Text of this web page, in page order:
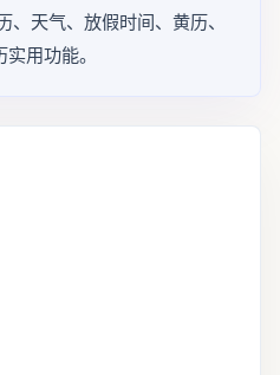
、天气、放假时间、黄历、
用功能。